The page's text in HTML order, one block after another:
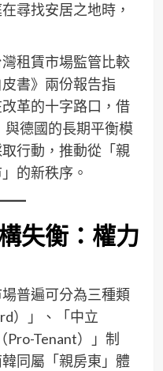
尋找安居之地時，
租賃市場監管比較
書》兩份報告指
革的十字路口，借
德國的長期平衡模
行動，推動從「親
的新秩序。
失衡：權力
普遍可分為三種類
）」、「中立
Pro-Tenant）」制
同屬「親房東」體